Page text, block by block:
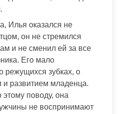
Илья оказался не
он не стремился
и не сменил ей за все
Его мало
режущихся зубках, о
и развитием младенца.
поводу, она
не воспринимают